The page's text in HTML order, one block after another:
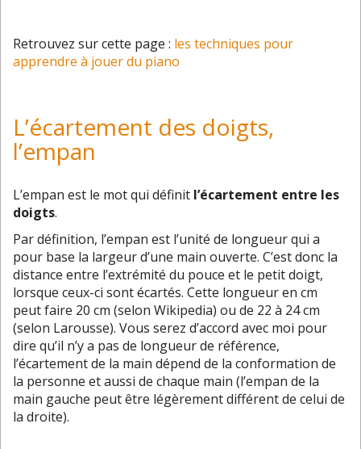
Retrouvez sur cette page : les techniques pour
apprendre à jouer du piano
L’écartement des doigts,
l’empan
L’empan est le mot qui définit l’écartement entre les
doigts.
Par définition, l’empan est l’unité de longueur qui a
pour base la largeur d’une main ouverte. C’est donc la
distance entre l’extrémité du pouce et le petit doigt,
lorsque ceux-ci sont écartés. Cette longueur en cm
peut faire 20 cm (selon Wikipedia) ou de 22 à 24 cm
(selon Larousse). Vous serez d’accord avec moi pour
dire qu’il n’y a pas de longueur de référence,
l’écartement de la main dépend de la conformation de
la personne et aussi de chaque main (l’empan de la
main gauche peut être légèrement différent de celui de
la droite).